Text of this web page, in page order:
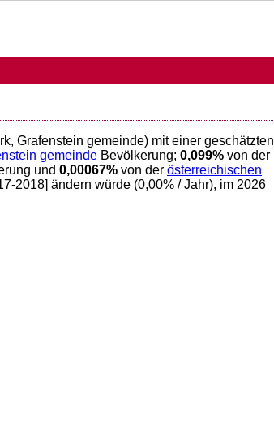
Grafenstein gemeinde) mit einer geschätzten
gemeinde Bevölkerung; 0,099% von der
und 0,00067% von der österreichischen
2018] ändern würde (0,00% / Jahr), im 2026